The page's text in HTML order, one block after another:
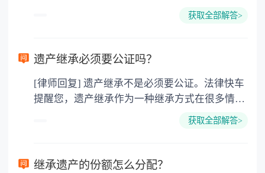
所得税、契税和公证费。赠与过户是没有增值税
要缴纳公证费，具体如下： 1. 公证费：按房
3. 印花税：按房屋评估价的0.05%缴纳 4. 土
地增值税：按房价1%缴纳 5. 房屋产权登记费：
获取全部解答>
遗产继承必须要公证吗？
[律师回复] 遗产继承不是必须要公证。法律快车
提醒您，遗产继承作为一种继承方式在很多情况
下都是不需要公证的，当然，如果需要公正的也
以防对财产继承发生纠纷，可以对遗产继承进行
获取全部解答>
继承遗产的份额怎么分配？